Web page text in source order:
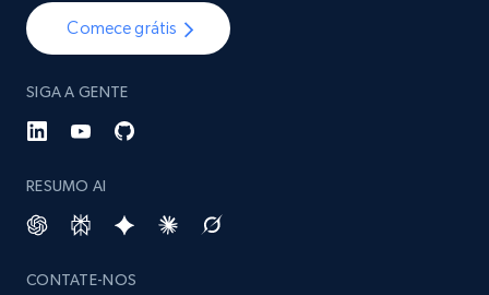
Comece grátis
SIGA A GENTE
RESUMO AI
CONTATE-NOS